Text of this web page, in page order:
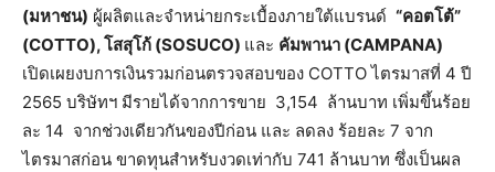
(มหาชน) ผู้ผลิตและจำหน่ายกระเบื้องภายใต้แบรนด์ “คอตโต้”
(COTTO), โสสุโก้ (SOSUCO) และ คัมพานา (CAMPANA)
เปิดเผยงบการเงินรวมก่อนตรวจสอบของ COTTO ไตรมาสที่ 4 ปี
2565 บริษัทฯ มีรายได้จากการขาย 3,154 ล้านบาท เพิ่มขึ้นร้อย
ละ 14 จากช่วงเดียวกันของปีก่อน และ ลดลง ร้อยละ 7 จาก
ไตรมาสก่อน ขาดทุนสำหรับงวดเท่ากับ 741 ล้านบาท ซึ่งเป็นผล